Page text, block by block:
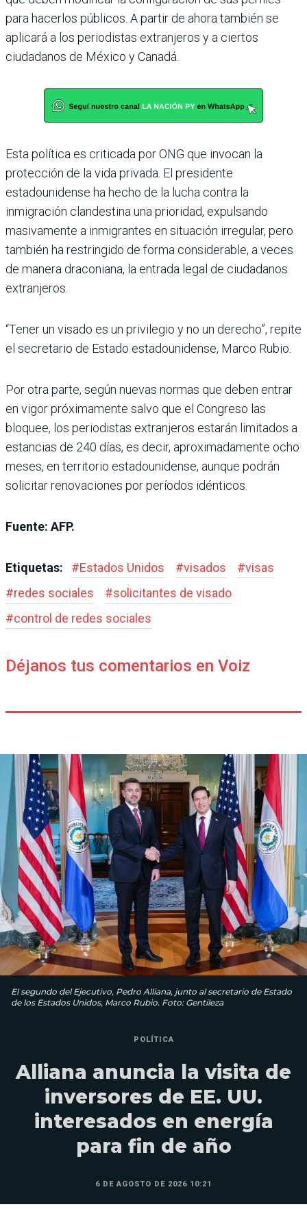
para hacerlos públicos. A partir de ahora también se
aplicará a los periodistas extranjeros y a ciertos
ciudadanos de México y Canadá.
Esta política es criticada por ONG que invocan la
protección de la vida privada. El presidente
estadounidense ha hecho de la lucha contra la
inmigración clandestina una prioridad, expulsando
masivamente a inmigrantes en situación irregular, pero
también ha restringido de forma considerable, a veces
de manera draconiana, la entrada legal de ciudadanos
extranjeros.
“Tener un visado es un privilegio y no un derecho”, repite
el secretario de Estado estadounidense, Marco Rubio.
Por otra parte, según nuevas normas que deben entrar
en vigor próximamente salvo que el Congreso las
bloquee, los periodistas extranjeros estarán limitados a
estancias de 240 días, es decir, aproximadamente ocho
meses, en territorio estadounidense, aunque podrán
solicitar renovaciones por períodos idénticos.
Fuente: AFP.
Etiquetas: #Estados Unidos #visados #visas
#redes sociales #solicitantes de visado
#control de redes sociales
Déjanos tus comentarios en Voiz
El segundo del Ejecutivo, Pedro Alliana, junto al secretario de Estado
de los Estados Unidos, Marco Rubio. Foto: Gentileza
POLÍTICA
Alliana anuncia la visita de
inversores de EE. UU.
interesados en energía
para fin de año
6 DE AGOSTO DE 2026 10:21